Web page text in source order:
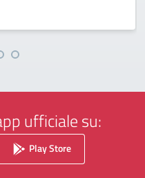
ufficiale su:
Play Store